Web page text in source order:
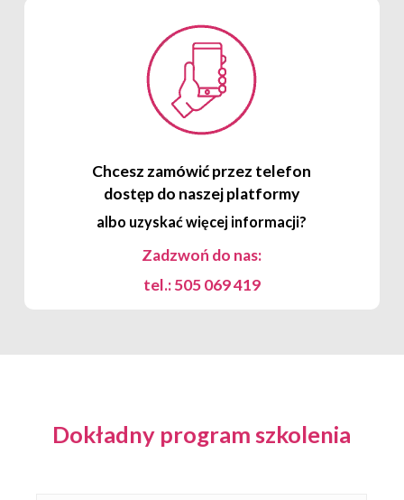
Chcesz zamówić przez telefon
dostęp do naszej platformy
albo uzyskać więcej informacji?
Zadzwoń do nas:
tel.: 505 069 419
Dokładny program szkolenia